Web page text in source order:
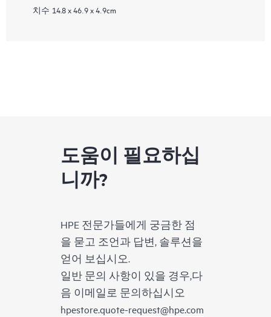
치수 14.8 x 46.9 x 4.9cm
도움이 필요하십
니까?
HPE 전문가들에게 궁금한 점
을 묻고 조언과 답변, 솔루션을
얻어 보십시오.
일반 문의 사항이 있을 경우,다
음 이메일로 문의하십시오
hpestore.quote-request@hpe.com